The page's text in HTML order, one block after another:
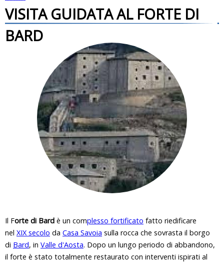
T
u
VISITA GUIDATA AL FORTE DI
BARD
Il Forte di Bard è un complesso fortificato fatto riedificare
nel XIX secolo da Casa Savoia sulla rocca che sovrasta il borgo
di Bard, in Valle d'Aosta. Dopo un lungo periodo di abbandono,
il forte è stato totalmente restaurato con interventi ispirati al